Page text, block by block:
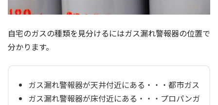
自宅のガスの種類を見分けるにはガス漏れ警報器の位置で
分かります。
ガス漏れ警報器が天井付近にある・・・都市ガス
ガス漏れ警報器が床付近にある・・・プロパンガ